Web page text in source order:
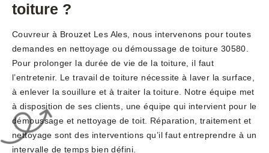
toiture ?
Couvreur à Brouzet Les Ales, nous intervenons pour toutes
demandes en nettoyage ou démoussage de toiture 30580.
Pour prolonger la durée de vie de la toiture, il faut
l’entretenir. Le travail de toiture nécessite à laver la surface,
à enlever la souillure et à traiter la toiture. Notre équipe met
à disposition de ses clients, une équipe qui intervient pour le
démoussage et nettoyage de toit. Réparation, traitement et
nettoyage sont des interventions qu’il faut entreprendre à un
intervalle de temps bien défini.